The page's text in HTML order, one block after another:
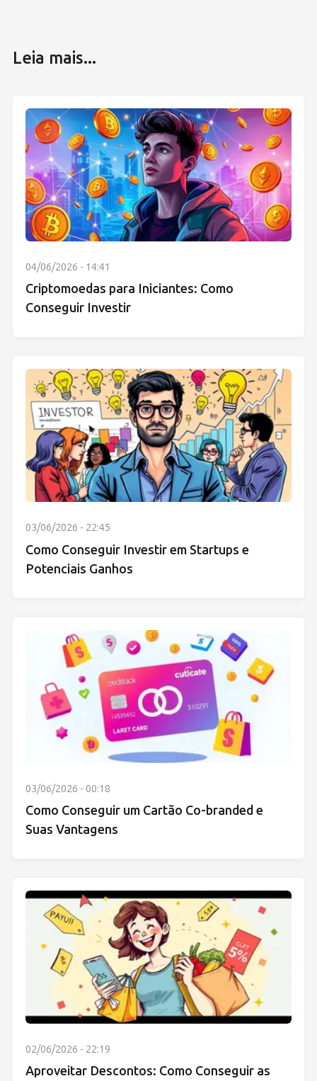
Leia mais...
04/06/2026 - 14:41
Criptomoedas para Iniciantes: Como
Conseguir Investir
03/06/2026 - 22:45
Como Conseguir Investir em Startups e
Potenciais Ganhos
03/06/2026 - 00:18
Como Conseguir um Cartão Co-branded e
Suas Vantagens
02/06/2026 - 22:19
Aproveitar Descontos: Como Conseguir as